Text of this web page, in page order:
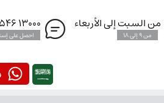
من السبت إلى الأربعاء
من 9 إلى 18
13000 546 21 98+
احصل على